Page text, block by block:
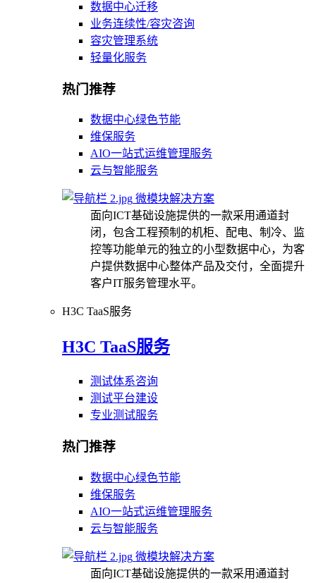
数据中心迁移
业务连续性/容灾咨询
容灾管理系统
轻量化服务
热门推荐
数据中心绿色节能
维保服务
AIO一站式运维管理服务
云与智能服务
微模块解决方案
面向ICT基础设施提供的一款采用通道封
闭，包含工程预制的机柜、配电、制冷、监
控等功能单元的独立的小型数据中心，为客
户提供数据中心整体产品及交付，全面提升
客户IT服务管理水平。
H3C TaaS服务
H3C TaaS服务
测试体系咨询
测试平台建设
专业测试服务
热门推荐
数据中心绿色节能
维保服务
AIO一站式运维管理服务
云与智能服务
微模块解决方案
面向ICT基础设施提供的一款采用通道封